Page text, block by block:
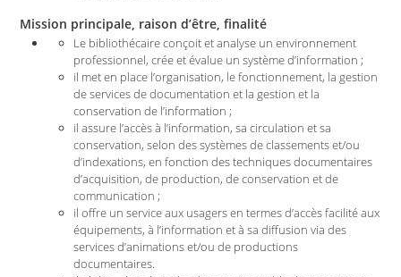
Mission principale, raison d’être, finalité
Le bibliothécaire conçoit et analyse un environnement
professionnel, crée et évalue un système d’information ;
il met en place l’organisation, le fonctionnement, la gestion
de services de documentation et la gestion et la
conservation de l’information ;
il assure l’accès à l’information, sa circulation et sa
conservation, selon des systèmes de classements et/ou
d’indexations, en fonction des techniques documentaires
d’acquisition, de production, de conservation et de
communication ;
il offre un service aux usagers en termes d’accès facilité aux
équipements, à l’information et à sa diffusion via des
services d’animations et/ou de productions
documentaires.